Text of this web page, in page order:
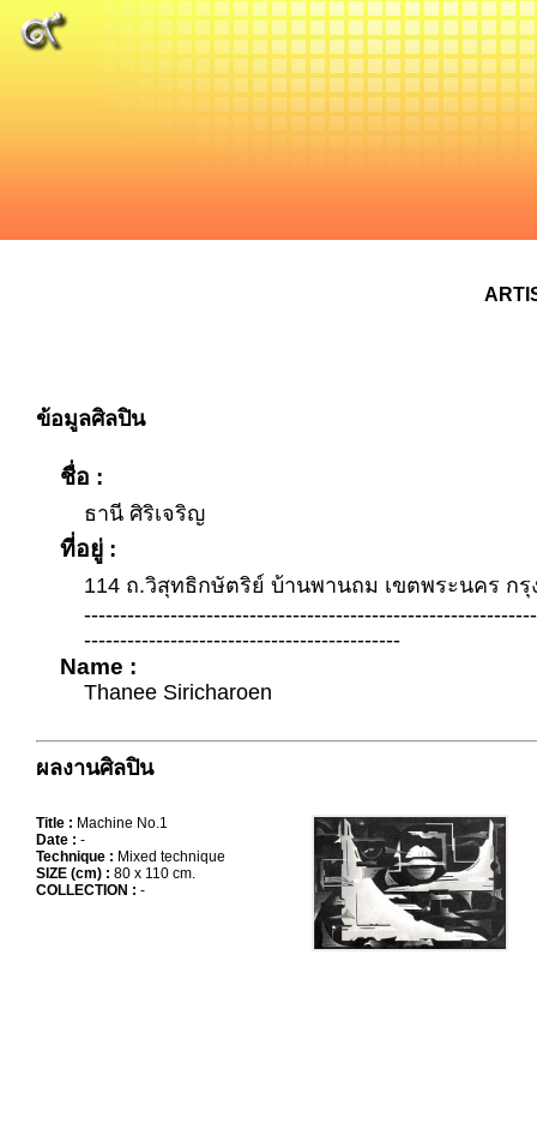
ข้อมูลศิลปิน
ชื่อ :
ธานี ศิริเจริญ
ที่อยู่ :
114 ถ.วิสุทธิกษัตริย์ บ้านพานถม เขตพระนคร กรุ
--------------------------------------------
Name :
Thanee Siricharoen
ผลงานศิลปิน
Title : Machine No.1
Date : -
Technique : Mixed technique
SIZE (cm) : 80 x 110 cm.
COLLECTION : -